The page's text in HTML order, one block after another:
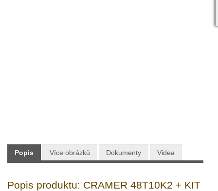
Popis Více obrázků Dokumenty Videa
Popis produktu: CRAMER 48T10K2 + KIT